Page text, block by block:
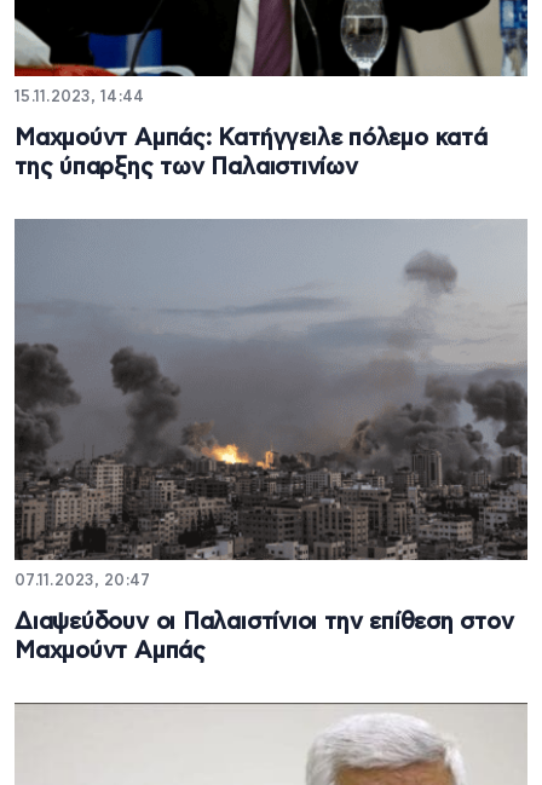
15.11.2023, 14:44
Μαχμούντ Αμπάς: Κατήγγειλε πόλεμο κατά
της ύπαρξης των Παλαιστινίων
07.11.2023, 20:47
Διαψεύδουν οι Παλαιστίνιοι την επίθεση στον
Μαχμούντ Αμπάς